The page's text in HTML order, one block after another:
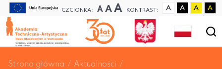
CZCIONKA: A A A KONTRAST: A A A A
Strona główna
Aktualności